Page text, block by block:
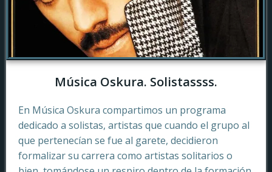
Música Oskura. Solistassss.
En Música Oskura compartimos un programa
dedicado a solistas, artistas que cuando el grupo al
que pertenecían se fue al garete, decidieron
formalizar su carrera como artistas solitarios o